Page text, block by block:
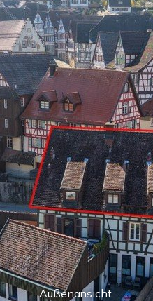
Außenansicht